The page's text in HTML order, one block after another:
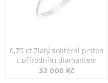
0,75 ct Zlatý solitérní prsten
s přírodním diamantem
32 000 Kč